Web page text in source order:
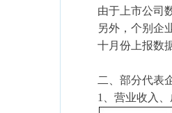
由于上市公司数
另外，个别企业
十月份上报数据
二、部分代表
1、营业收入、